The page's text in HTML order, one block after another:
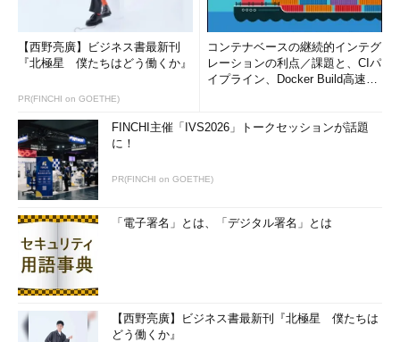
【西野亮廣】ビジネス書最新刊
『北極星 僕たちはどう働くか』
PR(FINCHI on GOETHE)
コンテナベースの継続的インテグ
レーションの利点／課題と、CIパ
イプライン、Docker Build高速化
FINCHI主催「IVS2026」トークセッションが話題
に！
PR(FINCHI on GOETHE)
「電子署名」とは、「デジタル署名」とは
【西野亮廣】ビジネス書最新刊『北極星 僕たちは
どう働くか』